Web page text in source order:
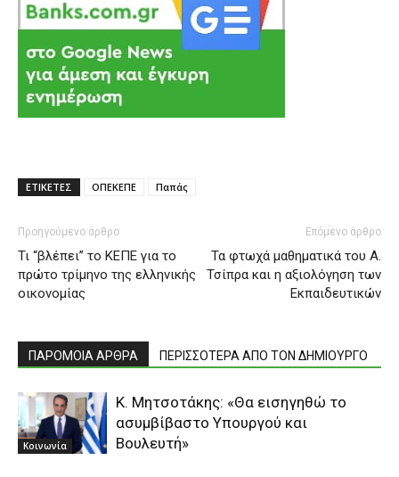
ΕΤΙΚΕΤΕΣ ΟΠΕΚΕΠΕ Παπάς
Προηγούμενο άρθρο
Τι “βλέπει” το ΚΕΠΕ για το
πρώτο τρίμηνο της ελληνικής
οικονομίας
Επόμενο άρθρο
Τα φτωχά μαθηματικά του Α.
Τσίπρα και η αξιολόγηση των
Εκπαιδευτικών
ΠΑΡΟΜΟΙΑ ΑΡΘΡΑ ΠΕΡΙΣΣΟΤΕΡΑ ΑΠΟ ΤΟΝ ΔΗΜΙΟΥΡΓΟ
Κοινωνία
Κ. Μητσοτάκης: «Θα εισηγηθώ το
ασυμβίβαστο Υπουργού και
Βουλευτή»